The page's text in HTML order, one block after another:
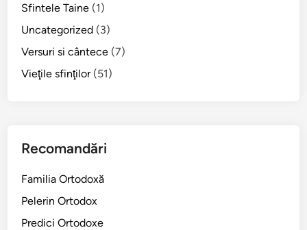
n
u
u
s
l
u
Sfintele Taine (1)
Uncategorized (3)
Versuri si cântece (7)
Vieţile sfinţilor(51)
Recomandări
Familia Ortodoxă
Pelerin Ortodox
Predici Ortodoxe